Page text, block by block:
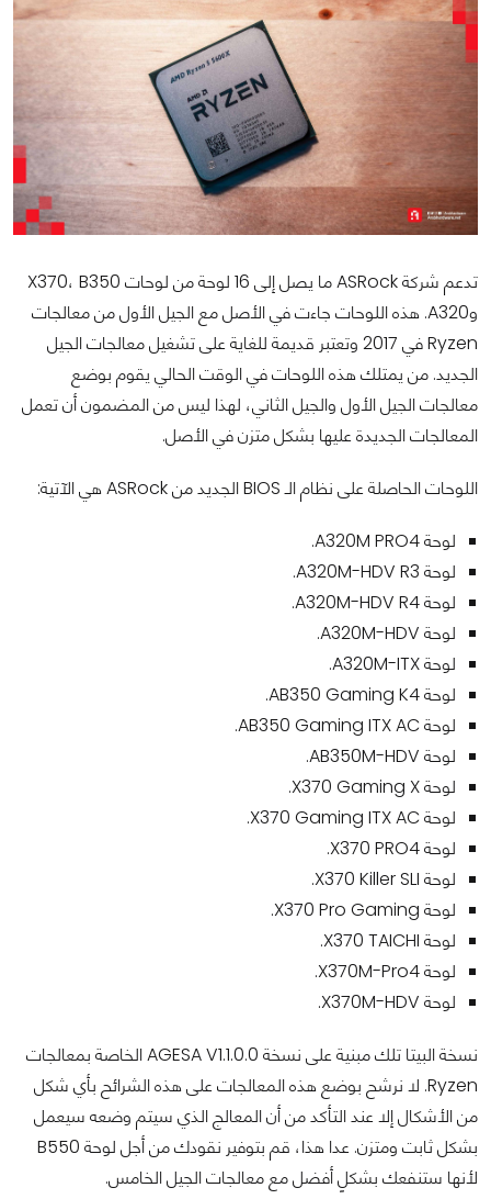
تدعم شركة ASRock ما يصل إلى 16 لوحة من لوحات X370، B350
وA320. هذه اللوحات جاءت في الأصل مع الجيل الأول من معالجات
Ryzen في 2017 وتعتبر قديمة للغاية على تشغيل معالجات الجيل
الجديد. من يمتلك هذه اللوحات في الوقت الحالي يقوم بوضع
معالجات الجيل الأول والجيل الثاني، لهذا ليس من المضمون أن تعمل
المعالجات الجديدة عليها بشكل متزن في الأصل.
اللوحات الحاصلة على نظام الـ BIOS الجديد من ASRock هي الآتية:
لوحة A320M PRO4.
لوحة A320M-HDV R3.
لوحة A320M-HDV R4.
لوحة A320M-HDV.
لوحة A320M-ITX.
لوحة AB350 Gaming K4.
لوحة AB350 Gaming ITX AC.
لوحة AB350M-HDV.
لوحة X370 Gaming X.
لوحة X370 Gaming ITX AC.
لوحة X370 PRO4.
لوحة X370 Killer SLI.
لوحة X370 Pro Gaming.
لوحة X370 TAICHI.
لوحة X370M-Pro4.
لوحة X370M-HDV.
نسخة البيتا تلك مبنية على نسخة AGESA V1.1.0.0 الخاصة بمعالجات
Ryzen. لا نرشح بوضع هذه المعالجات على هذه الشرائح بأي شكل
من الأشكال إلا عند التأكد من أن المعالج الذي سيتم وضعه سيعمل
بشكل ثابت ومتزن. عدا هذا، قم بتوفير نقودك من أجل لوحة B550
لأنها ستنفعك بشكلٍ أفضل مع معالجات الجيل الخامس.